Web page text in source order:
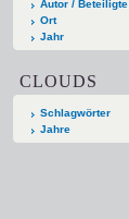
Autor / Beteiligte
Ort
Jahr
CLOUDS
Schlagwörter
Jahre